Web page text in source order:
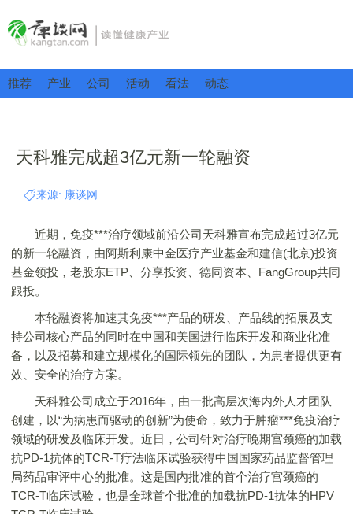
推荐 产业 公司 活动 看法 动态
天科雅完成超3亿元新一轮融资
来源: 康谈网
近期，免疫***治疗领域前沿公司天科雅宣布完成超过3亿元
的新一轮融资，由阿斯利康中金医疗产业基金和建信(北京)投资
基金领投，老股东ETP、分享投资、德同资本、FangGroup共同
跟投。
本轮融资将加速其免疫***产品的研发、产品线的拓展及支
持公司核心产品的同时在中国和美国进行临床开发和商业化准
备，以及招募和建立规模化的国际领先的团队，为患者提供更有
效、安全的治疗方案。
天科雅公司成立于2016年，由一批高层次海内外人才团队
创建，以“为病患而驱动的创新”为使命，致力于肿瘤***免疫治疗
领域的研发及临床开发。近日，公司针对治疗晚期宫颈癌的加载
抗PD-1抗体的TCR-T疗法临床试验获得中国国家药品监督管理
局药品审评中心的批准。这是国内批准的首个治疗宫颈癌的
TCR-T临床试验，也是全球首个批准的加载抗PD-1抗体的HPV